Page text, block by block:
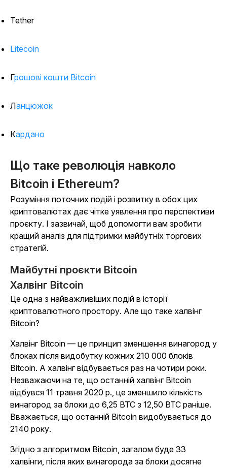
Tether
Litecoin
Грошові кошти Bitcoin
Ланцюжок
Кардано
Що таке революція навколо
Bitcoin і Ethereum?
Розуміння поточних подій і розвитку в обох цих
криптовалютах дає чітке уявлення про перспективи
проєкту. І зазвичай, щоб допомогти вам зробити
кращий аналіз для підтримки майбутніх торгових
стратегій.
Майбутні проєкти Bitcoin
Халвінг Bitcoin
Це одна з найважливіших подій в історії
криптовалютного простору. Але що таке халвінг
Bitcoin?
Халвінг Bitcoin — це принцип зменшення винагород у
блоках після видобутку кожних 210 000 блоків
Bitcoin. А халвінг відбувається раз на чотири роки.
Незважаючи на те, що останній халвінг Bitcoin
відбувся 11 травня 2020 р., це зменшило кількість
винагород за блоки до 6,25 BTC з 12,50 BTC раніше.
Вважається, що останній Bitcoin видобувається до
2140 року.
Згідно з алгоритмом Bitcoin, загалом буде 33
халвінги, після яких винагорода за блоки досягне